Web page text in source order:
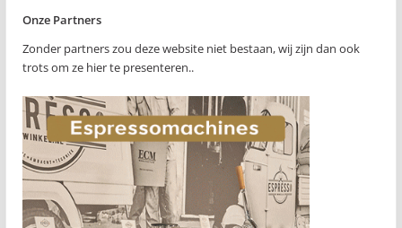
Onze Partners
Zonder partners zou deze website niet bestaan, wij zijn dan ook
trots om ze hier te presenteren..